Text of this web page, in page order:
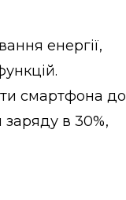
енергії,
смартфона до
в 30%,